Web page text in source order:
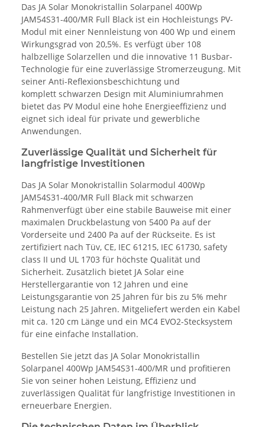
Das JA Solar Monokristallin Solarpanel 400Wp
JAM54S31-400/MR Full Black ist ein Hochleistungs PV-
Modul mit einer Nennleistung von 400 Wp und einem
Wirkungsgrad von 20,5%. Es verfügt über 108
halbzellige Solarzellen und die innovative 11 Busbar-
Technologie für eine zuverlässige Stromerzeugung. Mit
seiner Anti-Reflexionsbeschichtung und
komplett schwarzen Design mit Aluminiumrahmen
bietet das PV Modul eine hohe Energieeffizienz und
eignet sich ideal für private und gewerbliche
Anwendungen.
Zuverlässige Qualität und Sicherheit für
langfristige Investitionen
Das JA Solar Monokristallin Solarmodul 400Wp
JAM54S31-400/MR Full Black mit schwarzen
Rahmenverfügt über eine stabile Bauweise mit einer
maximalen Druckbelastung von 5400 Pa auf der
Vorderseite und 2400 Pa auf der Rückseite. Es ist
zertifiziert nach Tüv, CE, IEC 61215, IEC 61730, safety
class II und UL 1703 für höchste Qualität und
Sicherheit. Zusätzlich bietet JA Solar eine
Herstellergarantie von 12 Jahren und eine
Leistungsgarantie von 25 Jahren für bis zu 5% mehr
Leistung nach 25 Jahren. Mitgeliefert werden ein Kabel
mit ca. 120 cm Länge und ein MC4 EVO2-Stecksystem
für eine einfache Installation.
Bestellen Sie jetzt das JA Solar Monokristallin
Solarpanel 400Wp JAM54S31-400/MR und profitieren
Sie von seiner hohen Leistung, Effizienz und
zuverlässigen Qualität für langfristige Investitionen in
erneuerbare Energien.